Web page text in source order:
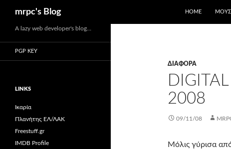
Μετάβαση
σε
περιεχόμενο
mrpc's Blog HOME
ΔΙΆΦΟΡΑ
2008
09/11/08
Μόλις γύρισα
A lazy web developer's blog…
PGP KEY
LINKS
Ικαρία
Πλανήτης ΕΛ/ΛΑΚ
Freestuff.gr
IMDB Profile